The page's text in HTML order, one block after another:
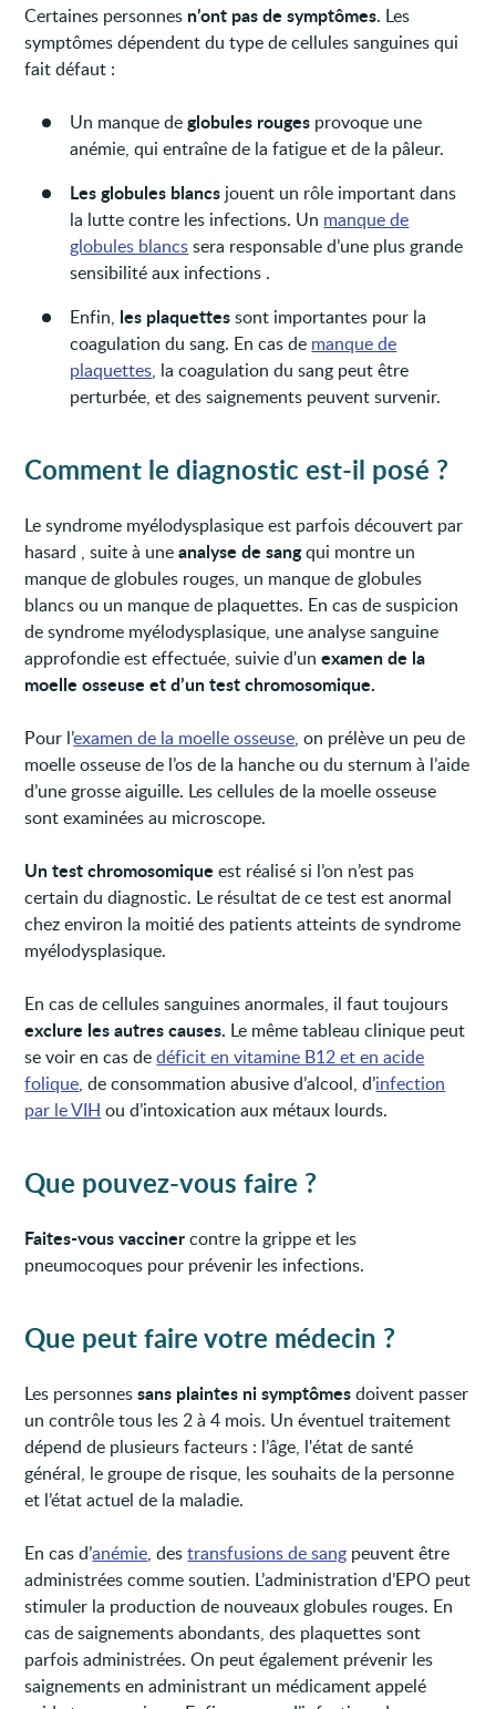
Certaines personnes n’ont pas de symptômes. Les
symptômes dépendent du type de cellules sanguines qui
fait défaut :
Un manque deglobules rouges provoque une
anémie, qui entraîne de la fatigue et de la pâleur.
Les globules blancs jouent un rôle important dans
la lutte contre les infections. Un manque de
globules blancssera responsable d’une plus grande
sensibilité aux infections .
Enfin, les plaquettessont importantes pour la
coagulation du sang. En cas de manque de
plaquettes, la coagulation du sang peut être
perturbée, et des saignements peuvent survenir.
Comment le diagnostic est-il posé ?
Le syndrome myélodysplasique est parfois découvert par
hasard , suite à uneanalyse de sangqui montre un
manque de globules rouges, un manque de globules
blancs ou un manque de plaquettes. En cas de suspicion
de syndrome myélodysplasique, une analyse sanguine
approfondie est effectuée, suivie d'unexamen de la
moelle osseuse et d’un test chromosomique.
Pour l’examen de la moelle osseuse, on prélève un peu de
moelle osseuse de l’os de la hanche ou du sternum à l’aide
d’une grosse aiguille. Les cellules de la moelle osseuse
sont examinées au microscope.
Un test chromosomique est réalisé si l’on n’est pas
certain du diagnostic. Le résultat de ce test est anormal
chez environ la moitié des patients atteints de syndrome
myélodysplasique.
En cas de cellules sanguines anormales, il faut toujours
exclure les autres causes. Le même tableau clinique peut
se voir en cas dedéficit en vitamine B12 et en acide
folique, de consommation abusive d’alcool, d’infection
par le VIH ou d’intoxication aux métaux lourds.
Que pouvez-vous faire ?
Faites-vous vaccinercontre la grippe et les
pneumocoques pour prévenir les infections.
Que peut faire votre médecin ?
Les personnessans plaintes ni symptômesdoivent passer
un contrôle tous les 2 à 4 mois. Un éventuel traitement
dépend de plusieurs facteurs : l’âge, l'état de santé
général, le groupe de risque, les souhaits de la personne
et l’état actuel de la maladie.
En cas d’anémie, destransfusions de sang peuvent être
administrées comme soutien. L’administration d’EPO peut
stimuler la production de nouveaux globules rouges. En
cas de saignements abondants, des plaquettes sont
parfois administrées. On peut également prévenir les
saignements en administrant un médicament appelé